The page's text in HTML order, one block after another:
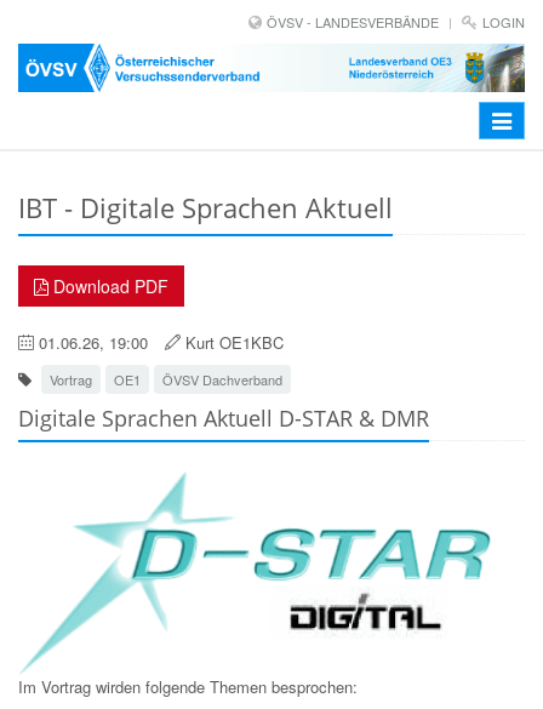
ÖVSV - LANDESVERBÄNDE LOGIN
Toggle
IBT - Digitale Sprachen Aktuell
Download PDF
01.06.26, 19:00 Kurt OE1KBC
Vortrag OE1 ÖVSV Dachverband
Digitale Sprachen Aktuell D-STAR & DMR
Im Vortrag wirden folgende Themen besprochen: